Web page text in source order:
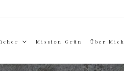
Mission Grün Über Mich